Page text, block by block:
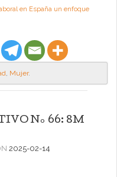
en España un enfoque
, Mujer.
Nº 66: 8M
2025-02-14